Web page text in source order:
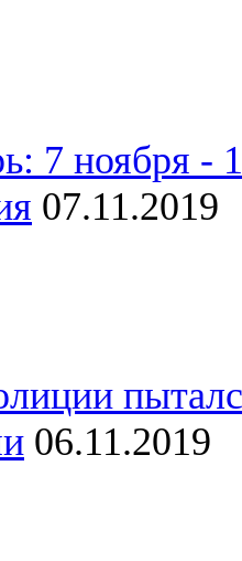
7 ноября -
07.11.2019
06.11.2019